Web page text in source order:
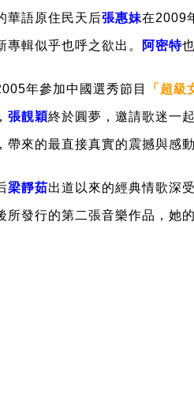
華語原住民天后張惠妹在2009
專輯似乎也呼之欲出。 阿密特也
年參加中國選秀節目 「超級
張靚穎終於圓夢，邀請歌迷一
帶來的最直接真實的震撼與感
梁靜茹出道以來的經典情歌深
所發行的第二張音樂作品，她